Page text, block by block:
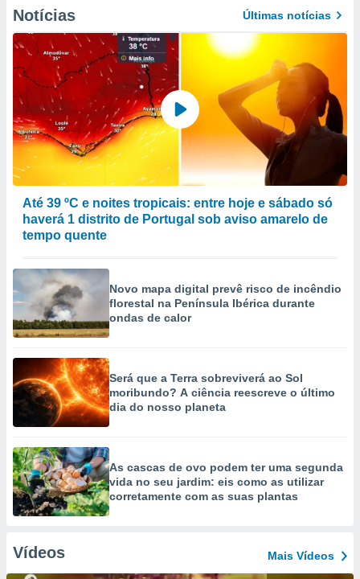
Notícias Últimas notícias
Até 39 ºC e noites tropicais: entre hoje e sábado só
haverá 1 distrito de Portugal sob aviso amarelo de
tempo quente
Novo mapa digital prevê risco de incêndio
florestal na Península Ibérica durante
ondas de calor
Será que a Terra sobreviverá ao Sol
moribundo? A ciência reescreve o último
dia do nosso planeta
As cascas de ovo podem ter uma segunda
vida no seu jardim: eis como as utilizar
corretamente com as suas plantas
Vídeos Mais Vídeos